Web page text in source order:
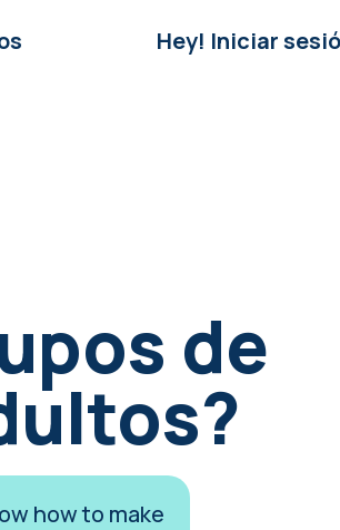
Hey! Iniciar
de
how to make